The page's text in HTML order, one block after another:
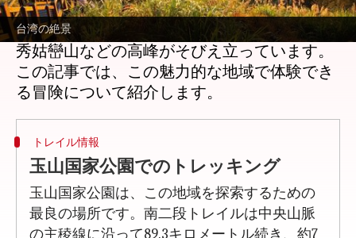
台湾の絶景
める人々にとって理想的な場所です。この山
脈は台湾の中央部を縦断し、3,805メートルの
秀姑巒山などの高峰がそびえ立っています。
この記事では、この魅力的な地域で体験でき
トレイル情報
玉山国家公園でのトレッキング
玉山国家公園は、この地域を探索するための
最良の場所です。南二段トレイルは中央山脈
の主稜線に沿って89.3キロメートル続き、約7